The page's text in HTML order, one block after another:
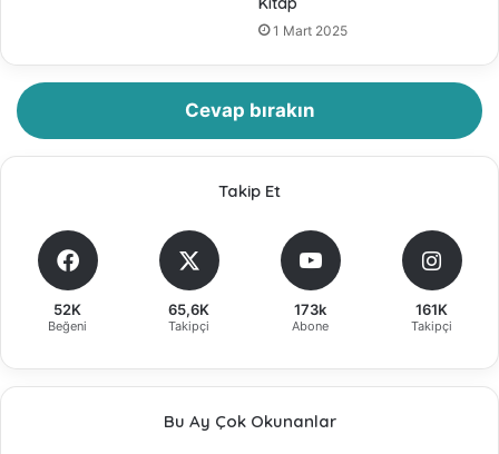
1 Mart 2025
Cevap bırakın
Takip Et
52K
Beğeni
65,6K
Takipçi
173k
Abone
161K
Takipçi
Bu Ay Çok Okunanlar